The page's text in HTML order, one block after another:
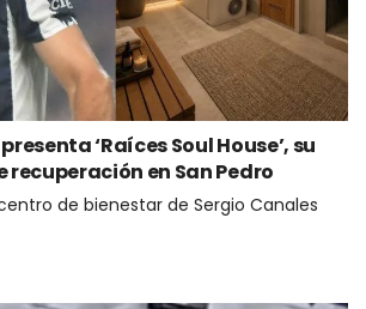
‘Raíces Soul House’, su
recuperación en San Pedro
de bienestar de Sergio Canales